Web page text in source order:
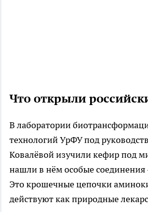
Что открыли
В лаборатории
технологий УрФУ под
Ковалёвой изучили кефир под
нашли в нём особые
Это крошечные цепочки
действуют как природные